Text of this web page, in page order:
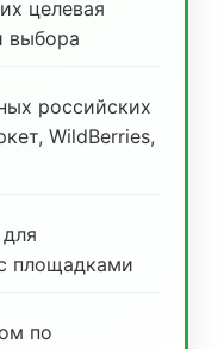
целевая
выбора
российских
WildBerries,
площадками
по